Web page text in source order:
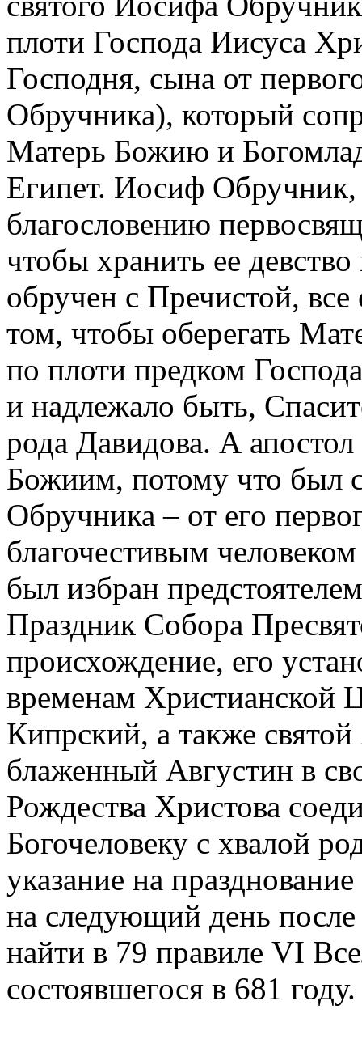
плоти Господа Иисуса
Господня, сына от
Обручника), который
Матерь Божию и
Египет. Иосиф
благословению
чтобы хранить ее
обручен с Пречистой,
том, чтобы оберегать
по плоти предком
и надлежало быть,
рода Давидова. А
Божиим, потому что был
Обручника – от его
благочестивым
был избран
Праздник Собора
происхождение, его
временам Христианской
Кипрский, а также
блаженный Августин в
Рождества Христова
Богочеловеку с хвалой
указание на
на следующий день
найти в 79 правиле VI
состоявшегося в 681 году.